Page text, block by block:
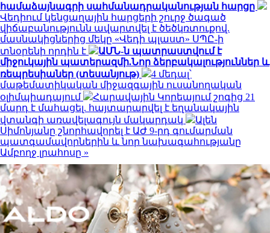
համաձայնագրի սահմանադրականության հարցը
Վեդիում կենցաղային հարցերի շուրջ ծագած
վիճաբանությունն ավարտվել է ծեծկռտուքով.
մասնակիցներից մեկը «Վեդի պլաստ» ՍՊԸ-ի
տնօրենի որդին է
ԱՄՆ-ն պատրաստվում է
միջուկային պատերազմի.Նոր ձերբակալություններ և
ռեպրեսիաներ (տեսանյութ)
4 մեդալ՝
մաթեմատիկական միջազգային ուսանողական
օլիմպիադայում
Հարավային Կորեայում շոգից 21
մարդ է մահացել. հայտարարվել է եղանակային
վտանգի առավելագույն մակարդակ
Ալեն
Սիմոնյանը շնորհավորել է ԱԺ 9-րդ գումարման
պատգամավորներին և նոր նախագահությանը
Ամբողջ լրահոսը »